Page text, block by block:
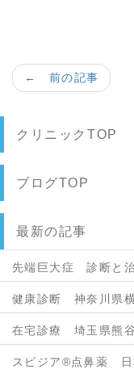
← 前の記事
クリニックTOP
ブログTOP
最新の記事
先端巨大症 診断と
健康診断 神奈川県
在宅診療 埼玉県
スピジア®点鼻薬 日